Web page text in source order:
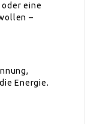
eine
–
Energie.